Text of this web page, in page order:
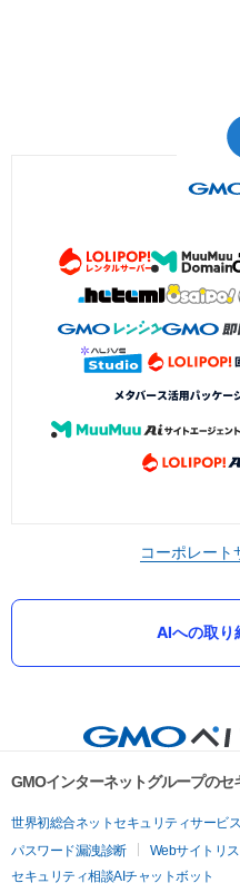
コーポレート
AIへの取り
GMOインターネットグループのセ
世界初総合ネットセキュリティサービ
パスワード漏洩診断
Webサイトリ
セキュリティ相談AIチャットボット